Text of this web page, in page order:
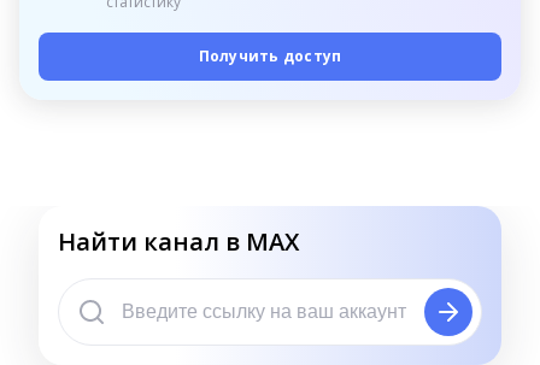
Получить доступ
Найти канал в MAX